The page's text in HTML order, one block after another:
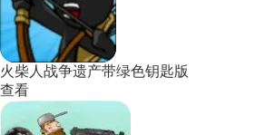
火柴人战争遗产带绿色钥匙版
查看